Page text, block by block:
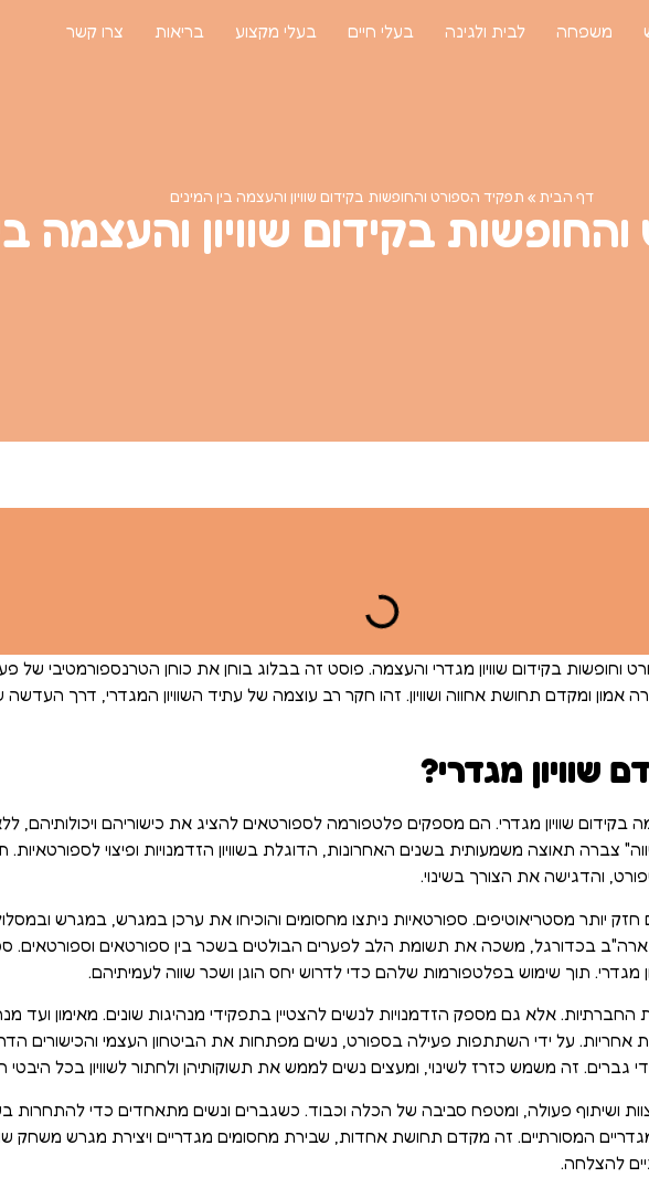
משפחה לבית ולגינה בעלי חיים בעלי מקצוע בריאות צרו קשר
דף הבית » תפקיד הספורט והחופשות בקידום שוויון והעצמה בין המינים
בקידום שוויון והעצמה
בקידום שוויון מגדרי והעצמה. פוסט זה בבלוג בוחן את כוחן הטרנספורמטיבי של
אמון ומקדם תחושת אחווה ושוויון. זהו חקר רב עוצמה של עתיד השוויון המגדרי, דרך
שוויון מגדרי?
בקידום שוויון מגדרי. הם מספקים פלטפורמה לספורטאים להציג את כישוריהם ויכולותיהם,
צברה תאוצה משמעותית בשנים האחרונות, הדוגלת בשוויון הזדמנויות ופיצוי לספורטאיות.
והדגישה את הצורך בשינוי.
יותר מסטריאוטיפים. ספורטאיות ניתצו מחסומים והוכיחו את ערכן במגרש, במגרש
בכדורגל, משכה את תשומת הלב לפערים הבולטים בשכר בין ספורטאים וספורטאים.
מגדרי. תוך שימוש בפלטפורמות שלהם כדי לדרוש יחס הוגן ושכר שווה לעמיתיהם.
אלא גם מספק הזדמנויות לנשים להצטיין בתפקידי מנהיגות שונים. מאימון ועד
אחריות. על ידי השתתפות פעילה בספורט, נשים מפתחות את הביטחון העצמי והכישורים
זה משמש כזרז לשינוי, ומעצים נשים לממש את תשוקותיהן ולחתור לשוויון בכל היבטי
ושיתוף פעולה, ומטפח סביבה של הכלה וכבוד. כשגברים ונשים מתאחדים כדי להתחרות
המסורתיים. זה מקדם תחושת אחדות, שבירת מחסומים מגדריים ויצירת מגרש משחק
להצלחה.